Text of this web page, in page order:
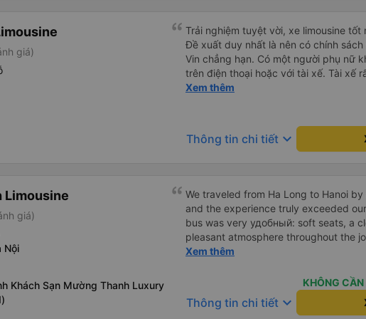
giá)
Trải nghiệm tuyệt vời, xe limousine
Đề xuất duy nhất là nên có chính
Vin chẳng hạn. Có một người phụ nữ
trên điện thoại hoặc với tài xế. Tài xế
hành khách khác, thậm chí cả trẻ nhỏ
Hiện tại, chắc chắn sẽ giới thiệu
Xem thêm
Thông tin chi tiết keyboard_arrow_down
Limousine
giá)
Nội
Khách Sạn Mường Thanh Luxury
We traveled from Ha Long to Hanoi
and the experience truly exceeded
bus was very удобный: soft seats, a
pleasant atmosphere throughout the
that each passenger had access to an
want to highlight the excellent
directly from our hotel and dropped
address we requested. Everything
Xem thêm
KHÔNG
Thông tin chi tiết keyboard_arrow_down